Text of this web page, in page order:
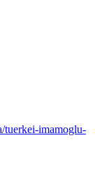
tuerkei-imamoglu-